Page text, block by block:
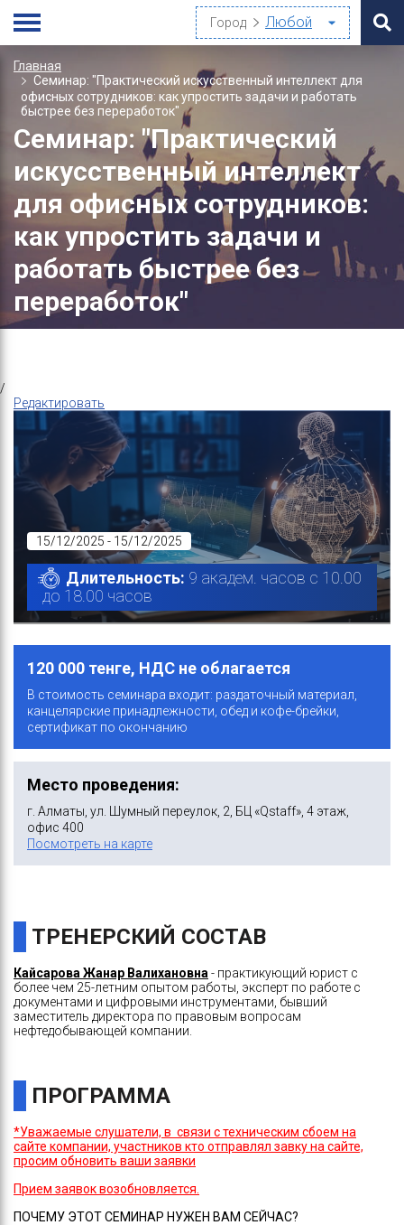
Город
Главная
Семинар: "Практический искусственный интеллект для
офисных сотрудников: как упростить задачи и работать
быстрее без переработок"
Семинар: "Практический
искусственный интеллект
для офисных сотрудников:
как упростить задачи и
работать быстрее без
переработок"
/
Редактировать
15/12/2025 - 15/12/2025
Длительность: 9 академ. часов с 10.00
до 18.00 часов
120 000 тенге, НДС не облагается
В стоимость семинара входит: раздаточный материал,
канцелярские принадлежности, обед и кофе-брейки,
сертификат по окончанию
Место проведения:
г. Алматы, ул. Шумный переулок, 2, БЦ «Qstaff», 4 этаж,
офис 400
Посмотреть на карте
ТРЕНЕРСКИЙ СОСТАВ
Кайсарова Жанар Валихановна - практикующий юрист с
более чем 25-летним опытом работы, эксперт по работе с
документами и цифровыми инструментами, бывший
заместитель директора по правовым вопросам
нефтедобывающей компании.
ПРОГРАММА
*Уважаемые слушатели, в связи с техническим сбоем на
сайте компании, участников кто отправлял завку на сайте,
просим обновить ваши заявки
Прием заявок возобновляется.
ПОЧЕМУ ЭТОТ СЕМИНАР НУЖЕН ВАМ СЕЙЧАС?